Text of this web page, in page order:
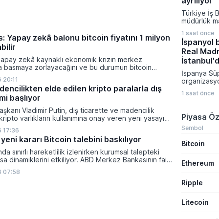
Yapay zekâ balonu bitcoin fiyatını 1 milyon
zekâ kaynaklı ekonomik krizin merkez
basmaya zorlayacağını ve bu durumun bitcoin
dolara taşıyabileceğini öngörürken beyaz yakalı iş
kredi krizinin küresel likidite artışına yol
ve bitcoinin bu süreçte en hızlı tepki veren varlık
elde edilen kripto paralarla dış
başlıyor
Vladimir Putin, dış ticarette ve madencilik
varlıkların kullanımına onay veren yeni yasayı
bu düzenleme çerçevesinde madencilikten
paraların belirli şartlar altında dolaşımına ve menkul
kullanılmasına olanak sağlanıyor.
17:36
kararı Bitcoin talebini baskılıyor
sınırlı hareketlilik izlenirken kurumsal talepteki
dinamiklerini etkiliyor. ABD Merkez Bankasının faiz
dar bantta seyreden kripto para birimi, düzenleme
belirsizliklerle baskı altında kalmaya devam ediyor.
07:58
yönetimi
sözleşme
alındı.
Türkiye İş
müdürlük
Genel
görevine
Bloomberg
bilgilere
bankanın
Hasan
bekleniyor.
1 saat önce
İspanyol
Real
İspanya
İspanyol
nedeniyle
haftasında
finalleri
bir El
bulunuyor.
1 saat önce
Piyasa
Sembol
Bitcoin
Ethereum
Ripple
Litecoin